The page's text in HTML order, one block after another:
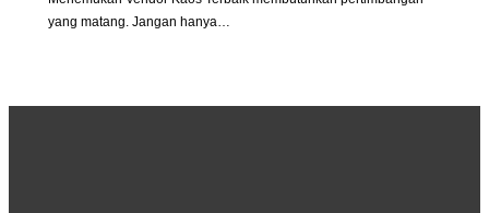
yang matang. Jangan hanya…